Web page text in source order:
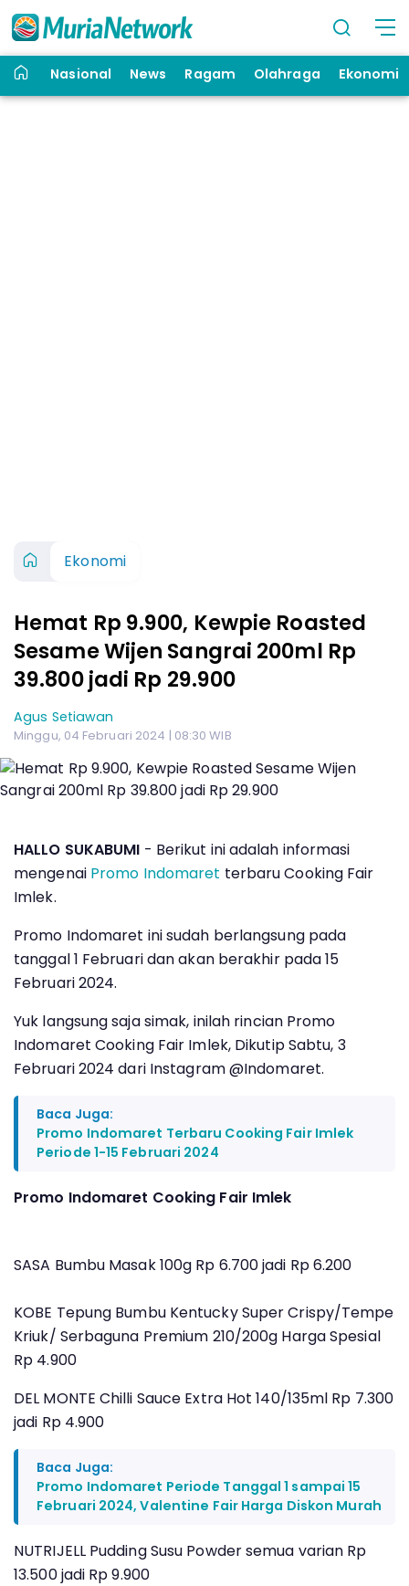
Nasional News Ragam Olahraga Ekonomi
Ekonomi
Hemat Rp 9.900, Kewpie Roasted
Sesame Wijen Sangrai 200ml Rp
39.800 jadi Rp 29.900
Agus Setiawan
Minggu, 04 Februari 2024 | 08:30 WIB
HALLO SUKABUMI - Berikut ini adalah informasi
mengenai Promo Indomaret terbaru Cooking Fair
Imlek.
Promo Indomaret ini sudah berlangsung pada
tanggal 1 Februari dan akan berakhir pada 15
Februari 2024.
Yuk langsung saja simak, inilah rincian Promo
Indomaret Cooking Fair Imlek, Dikutip Sabtu, 3
Februari 2024 dari Instagram @Indomaret.
Baca Juga:
Promo Indomaret Terbaru Cooking Fair Imlek
Periode 1-15 Februari 2024
Promo Indomaret Cooking Fair Imlek
SASA Bumbu Masak 100g Rp 6.700 jadi Rp 6.200
KOBE Tepung Bumbu Kentucky Super Crispy/Tempe
Kriuk/ Serbaguna Premium 210/200g Harga Spesial
Rp 4.900
DEL MONTE Chilli Sauce Extra Hot 140/135ml Rp 7.300
jadi Rp 4.900
Baca Juga:
Promo Indomaret Periode Tanggal 1 sampai 15
Februari 2024, Valentine Fair Harga Diskon Murah
NUTRIJELL Pudding Susu Powder semua varian Rp
13.500 jadi Rp 9.900